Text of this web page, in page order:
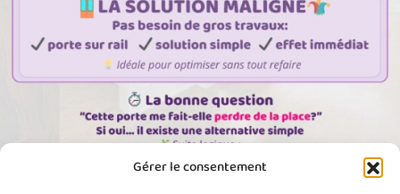
Gérer le consentement